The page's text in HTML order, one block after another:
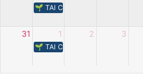
🌱 TAI CHI – L’energia della natura
31 1
🌱 TAI CHI – L’energia della natura
2 3